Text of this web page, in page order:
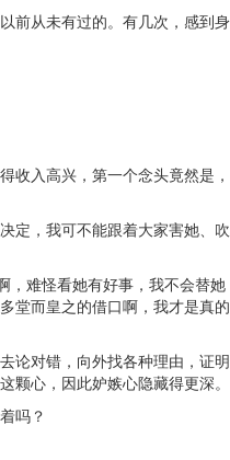
前从未有过的。有几次，感到身
收入高兴，第一个念头竟然是，
定，我可不能跟着大家害她、吹
，难怪看她有好事，我不会替她
堂而皇之的借口啊，我才是真的
论对错，向外找各种理由，证明
心，因此妒嫉心隐藏得更深。
吗？